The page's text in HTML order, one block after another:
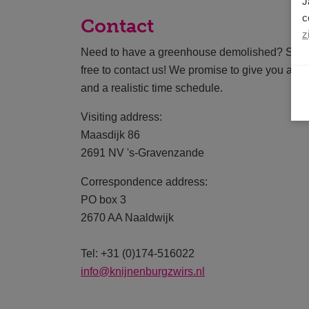
Contact
Need to have a greenhouse demolished?
free to contact us! We promise to give you an
and a realistic time schedule.
Visiting address:
Maasdijk 86
2691 NV 's-Gravenzande
Correspondence address:
PO box 3
2670 AA Naaldwijk
Tel: +31 (0)174-516022
info@knijnenburgzwirs.nl